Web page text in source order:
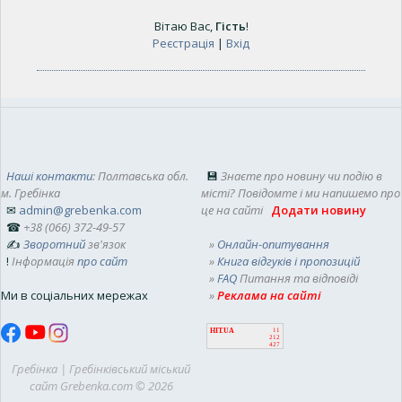
Вітаю Вас, Гість!
Реєстрація | Вхід
Наші контакти: Полтавська обл.
м. Гребінка
✉ admin@grebenka.com
☎ +38 (066) 372-49-57
✍ Зворотний зв'язок
! Інформаціяпро сайт
Ми в соціальних мережах
Гребінка | Гребінківський міський
сайт Grebenka.com © 2026
💾 Знаєте про новину чи подію в
місті? Повідомте і ми напишемо про
це на сайті Додати новину
» Онлайн-опитування
» Книга відгуків і пропозицій
» FAQ Питання та відповіді
»Реклама на сайті
HIT.UA
11
212
427